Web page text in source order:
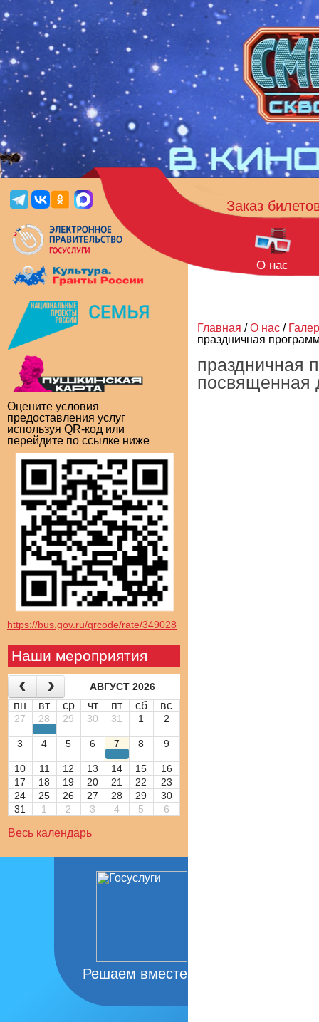
Оцените условия
предоставления услуг
используя QR-код или
перейдите по ссылке ниже
https://bus.gov.ru/qrcode/rate/349028
Наши мероприятия
АВГУСТ 2026
пн вт ср чт пт сб вс
27 28 29 30 31 1 2
3 4 5 6 7 8 9
10 11 12 13 14 15
16
17
18 19 20 21 22
23
24
25 26 27 28 29
30
31
1 2 3 4 5 6
Весь календарь
Решаем вместе
Заказ
О нас
Главная / О нас /
праздничная
праздничная
посвященная